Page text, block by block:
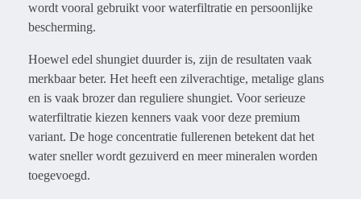
wordt vooral gebruikt voor waterfiltratie en persoonlijke
bescherming.
Hoewel edel shungiet duurder is, zijn de resultaten vaak
merkbaar beter. Het heeft een zilverachtige, metalige glans
en is vaak brozer dan reguliere shungiet. Voor serieuze
waterfiltratie kiezen kenners vaak voor deze premium
variant. De hoge concentratie fullerenen betekent dat het
water sneller wordt gezuiverd en meer mineralen worden
toegevoegd.